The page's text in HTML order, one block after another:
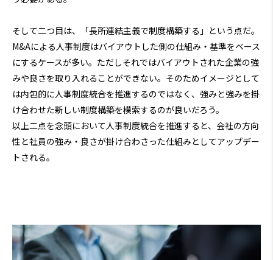
そして二つ目は、「長所連結主義で制度構築する」という点だ。
M&Aによる人事制度はバイアウトした側の仕組み・基準をベース
にするケースが多い。ただしそれではバイアウトされた企業の強
みや良さを取り入れることができない。そのためイメージとして
は内包的に人事制度統合を推進するのではなく、強みと強みを掛
け合わせた新しい制度構築を模索するのが良いだろう。
以上二点を念頭において人事制度統合を推進すると、会社の方向
性と社員の強み・良さが掛け合わさった仕組みとしてアップデー
トされる。